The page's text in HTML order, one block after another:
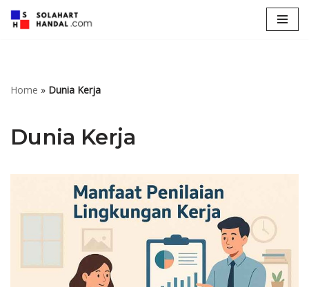
Home » Dunia Kerja
Dunia Kerja